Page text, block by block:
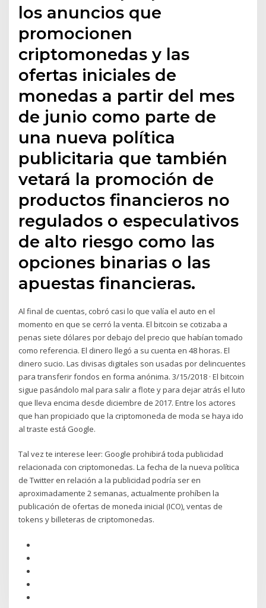
los anuncios que
promocionen
criptomonedas y las
ofertas iniciales de
monedas a partir del mes
de junio como parte de
una nueva política
publicitaria que también
vetará la promoción de
productos financieros no
regulados o especulativos
de alto riesgo como las
opciones binarias o las
apuestas financieras.
Al final de cuentas, cobró casi lo que valía el auto en el
momento en que se cerró la venta. El bitcoin se cotizaba a
penas siete dólares por debajo del precio que habían tomado
como referencia. El dinero llegó a su cuenta en 48 horas. El
dinero sucio. Las divisas digitales son usadas por delincuentes
para transferir fondos en forma anónima. 3/15/2018 · El bitcoin
sigue pasándolo mal para salir a flote y para dejar atrás el luto
que lleva encima desde diciembre de 2017. Entre los actores
que han propiciado que la criptomoneda de moda se haya ido
al traste está Google.
Tal vez te interese leer: Google prohibirá toda publicidad
relacionada con criptomonedas. La fecha de la nueva política
de Twitter en relación a la publicidad podría ser en
aproximadamente 2 semanas, actualmente prohíben la
publicación de ofertas de moneda inicial (ICO), ventas de
tokens y billeteras de criptomonedas.